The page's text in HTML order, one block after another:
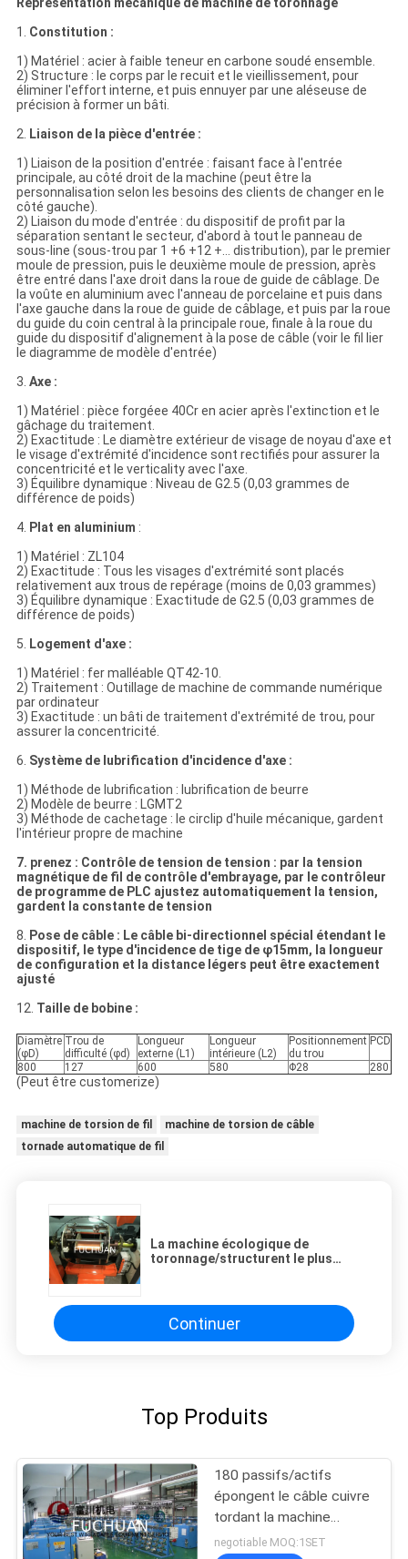
Représentation mécanique de machine de toronnage
1. Constitution :
1) Matériel : acier à faible teneur en carbone soudé ensemble.
2) Structure : le corps par le recuit et le vieillissement, pour
éliminer l'effort interne, et puis ennuyer par une aléseuse de
précision à former un bâti.
2. Liaison de la pièce d'entrée :
1) Liaison de la position d'entrée : faisant face à l'entrée
principale, au côté droit de la machine (peut être la
personnalisation selon les besoins des clients de changer en le
côté gauche).
2) Liaison du mode d'entrée : du dispositif de profit par la
séparation sentant le secteur, d'abord à tout le panneau de
sous-line (sous-trou par 1 +6 +12 +… distribution), par le premier
moule de pression, puis le deuxième moule de pression, après
être entré dans l'axe droit dans la roue de guide de câblage. De
la voûte en aluminium avec l'anneau de porcelaine et puis dans
l'axe gauche dans la roue de guide de câblage, et puis par la roue
du guide du coin central à la principale roue, finale à la roue du
guide du dispositif d'alignement à la pose de câble (voir le fil lier
le diagramme de modèle d'entrée)
3. Axe :
1) Matériel : pièce forgéee 40Cr en acier après l'extinction et le
gâchage du traitement.
2) Exactitude : Le diamètre extérieur de visage de noyau d'axe et
le visage d'extrémité d'incidence sont rectifiés pour assurer la
concentricité et le verticality avec l'axe.
3) Équilibre dynamique : Niveau de G2.5 (0,03 grammes de
différence de poids)
4. Plat en aluminium :
1) Matériel : ZL104
2) Exactitude : Tous les visages d'extrémité sont placés
relativement aux trous de repérage (moins de 0,03 grammes)
3) Équilibre dynamique : Exactitude de G2.5 (0,03 grammes de
différence de poids)
5. Logement d'axe :
1) Matériel : fer malléable QT42-10.
2) Traitement : Outillage de machine de commande numérique
par ordinateur
3) Exactitude : un bâti de traitement d'extrémité de trou, pour
assurer la concentricité.
6. Système de lubrification d'incidence d'axe :
1) Méthode de lubrification : lubrification de beurre
2) Modèle de beurre : LGMT2
3) Méthode de cachetage : le circlip d'huile mécanique, gardent
l'intérieur propre de machine
7. prenez : Contrôle de tension de tension : par la tension
magnétique de fil de contrôle d'embrayage, par le contrôleur
de programme de PLC ajustez automatiquement la tension,
gardent la constante de tension
8. Pose de câble : Le câble bi-directionnel spécial étendant le
dispositif, le type d'incidence de tige de φ15mm, la longueur
de configuration et la distance légers peut être exactement
ajusté
12. Taille de bobine :
Diamètre
(φD)
Trou de
difficulté (φd)
Longueur
externe (L1)
Longueur
intérieure (L2)
Positionnement
du trou
PCD
800 127 600 580 Φ28 280
(Peut être customerize)
machine de torsion de fil
machine de torsion de câble
tornade automatique de fil
La machine écologique de
toronnage/structurent le plus
Continuer
Top Produits
180 passifs/actifs
épongent le câble cuivre
tordant la machine
opération facile
negotiable MOQ:1SET